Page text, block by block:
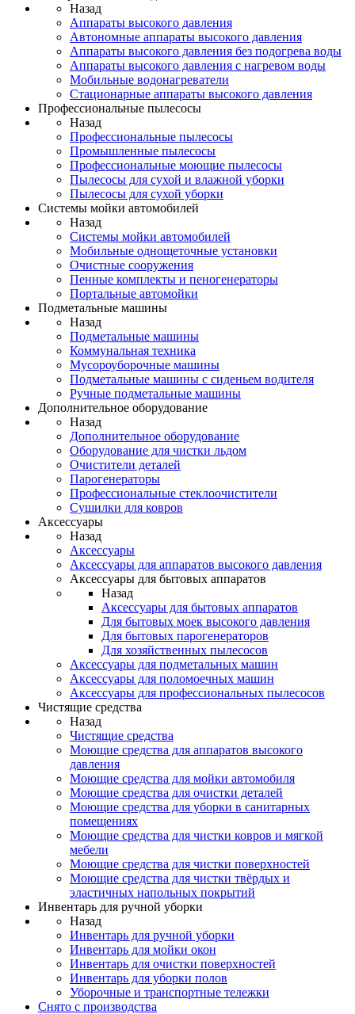
Назад
Аппараты высокого давления
Автономные аппараты высокого давления
Аппараты высокого давления без подогрева воды
Аппараты высокого давления с нагревом воды
Мобильные водонагреватели
Стационарные аппараты высокого давления
Профессиональные пылесосы
Назад
Профессиональные пылесосы
Промышленные пылесосы
Профессиональные моющие пылесосы
Пылесосы для сухой и влажной уборки
Пылесосы для сухой уборки
Системы мойки автомобилей
Назад
Системы мойки автомобилей
Мобильные однощеточные установки
Очистные сооружения
Пенные комплекты и пеногенераторы
Портальные автомойки
Подметальные машины
Назад
Подметальные машины
Коммунальная техника
Мусороуборочные машины
Подметальные машины с сиденьем водителя
Ручные подметальные машины
Дополнительное оборудование
Назад
Дополнительное оборудование
Оборудование для чистки льдом
Очистители деталей
Парогенераторы
Профессиональные стеклоочистители
Сушилки для ковров
Аксессуары
Назад
Аксессуары
Аксессуары для аппаратов высокого давления
Аксессуары для бытовых аппаратов
Назад
Аксессуары для бытовых аппаратов
Для бытовых моек высокого давления
Для бытовых парогенераторов
Для хозяйственных пылесосов
Аксессуары для подметальных машин
Аксессуары для поломоечных машин
Аксессуары для профессиональных пылесосов
Чистящие средства
Назад
Чистящие средства
Моющие средства для аппаратов высокого
давления
Моющие средства для мойки автомобиля
Моющие средства для очистки деталей
Моющие средства для уборки в санитарных
помещениях
Моющие средства для чистки ковров и мягкой
мебели
Моющие средства для чистки поверхностей
Моющие средства для чистки твёрдых и
эластичных напольных покрытий
Инвентарь для ручной уборки
Назад
Инвентарь для ручной уборки
Инвентарь для мойки окон
Инвентарь для очистки поверхностей
Инвентарь для уборки полов
Уборочные и транспортные тележки
Снято с производства